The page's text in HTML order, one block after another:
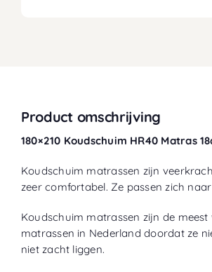
Product omschrijving
180×210 Koudschuim HR40 Matras
Koudschuim matrassen zijn
zeer comfortabel. Ze passen zich
Koudschuim matrassen zijn de
matrassen in Nederland doordat ze
niet zacht liggen.